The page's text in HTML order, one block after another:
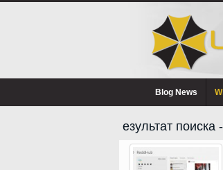
Blog News
езультат поиска